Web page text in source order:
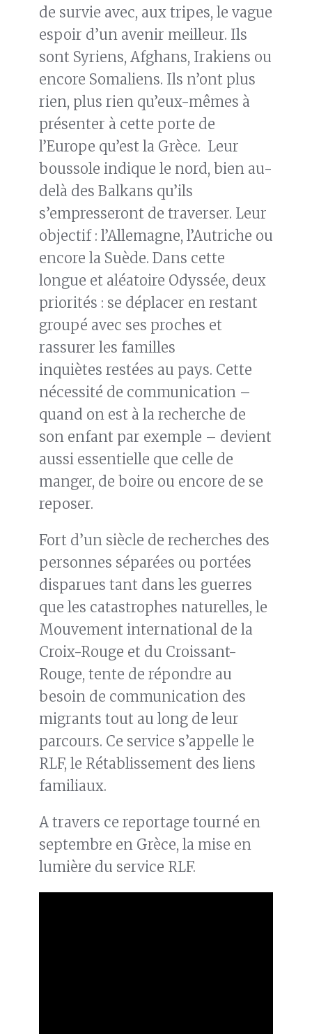
de survie avec, aux tripes, le vague
espoir d’un avenir meilleur. Ils
sont Syriens, Afghans, Irakiens ou
encore Somaliens. Ils n’ont plus
rien, plus rien qu’eux-mêmes à
présenter à cette porte de
l’Europe qu’est la Grèce. Leur
boussole indique le nord, bien au-
delà des Balkans qu’ils
s’empresseront de traverser. Leur
objectif : l’Allemagne, l’Autriche ou
encore la Suède. Dans cette
longue et aléatoire Odyssée, deux
priorités : se déplacer en restant
groupé avec ses proches et
rassurer les familles
inquiètes restées au pays. Cette
nécessité de communication –
quand on est à la recherche de
son enfant par exemple – devient
aussi essentielle que celle de
manger, de boire ou encore de se
reposer.
Fort d’un siècle de recherches des
personnes séparées ou portées
disparues tant dans les guerres
que les catastrophes naturelles, le
Mouvement international de la
Croix-Rouge et du Croissant-
Rouge, tente de répondre au
besoin de communication des
migrants tout au long de leur
parcours. Ce service s’appelle le
RLF, le Rétablissement des liens
familiaux.
A travers ce reportage tourné en
septembre en Grèce, la mise en
lumière du service RLF.